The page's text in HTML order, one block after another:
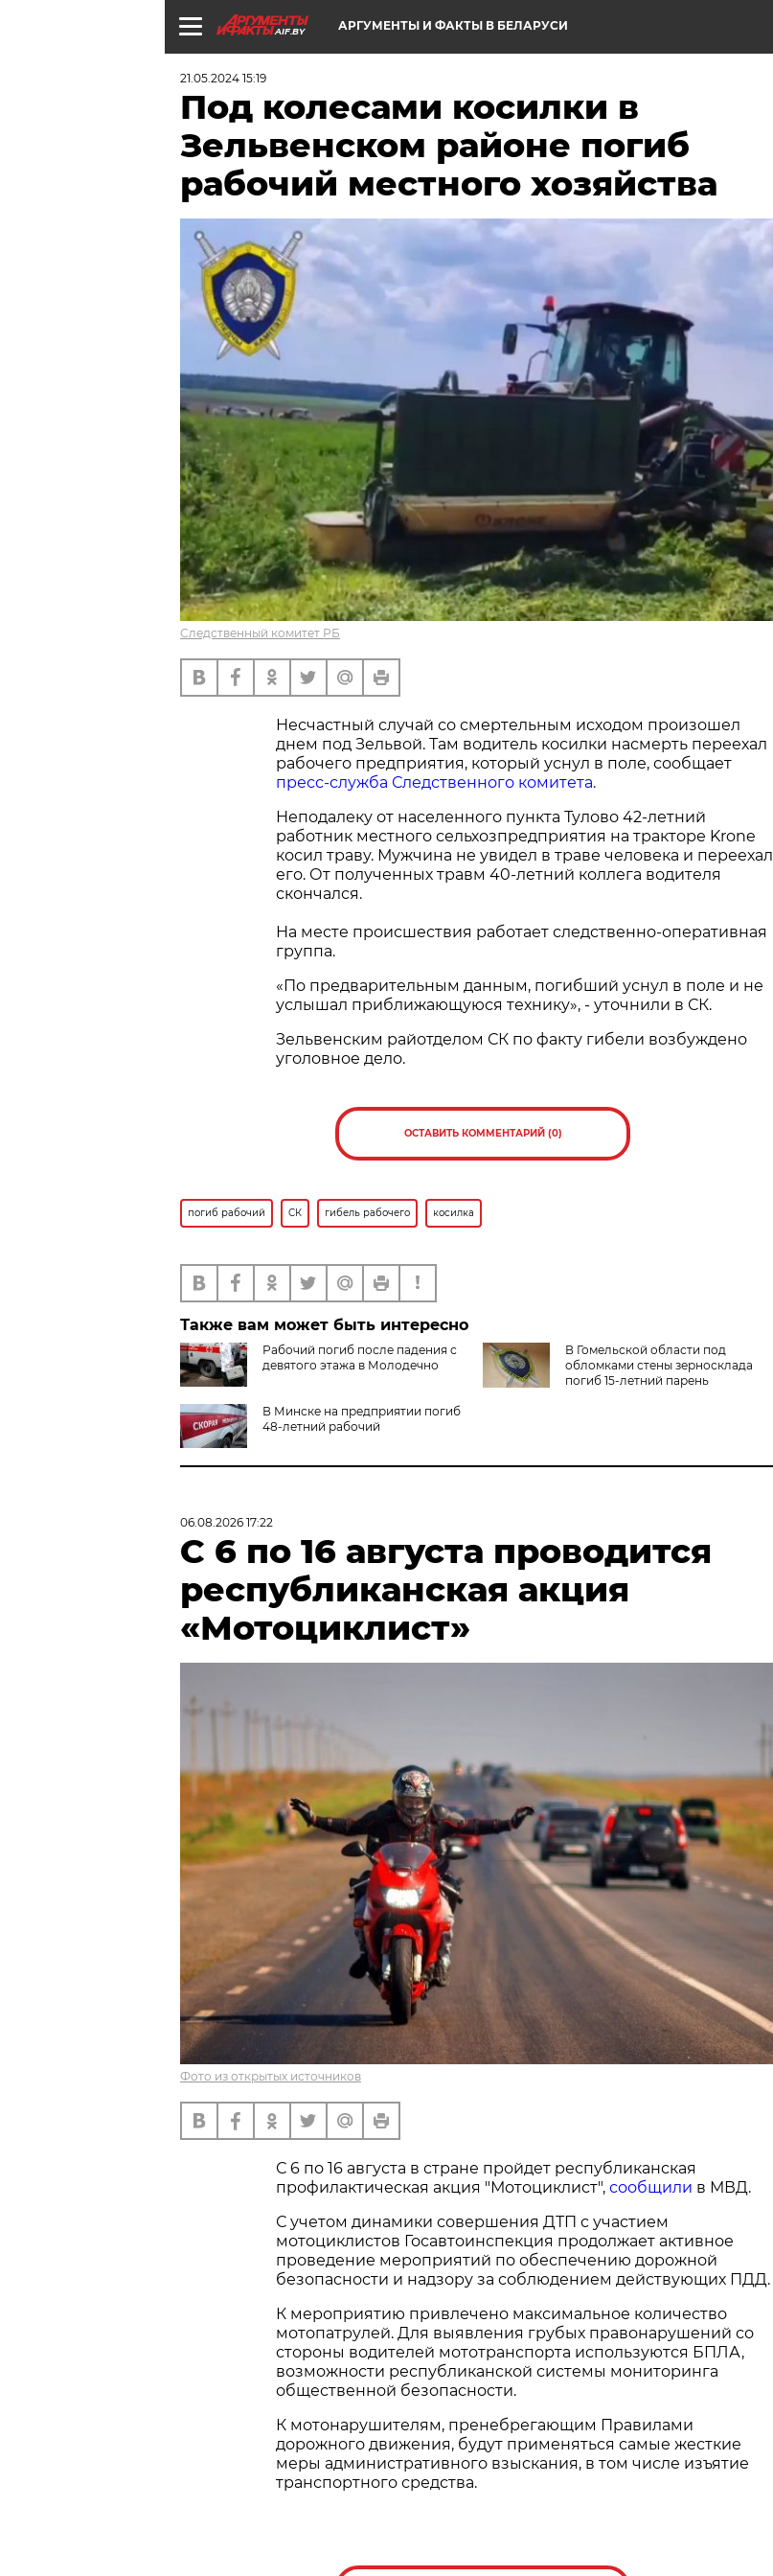
AIF.BY АРГУМЕНТЫ И ФАКТЫ В БЕЛАРУСИ
21.05.2024 15:19
Под колесами косилки в
Зельвенском районе погиб
рабочий местного хозяйства
Следственный комитет РБ
Несчастный случай со смертельным исходом произошел
днем под Зельвой. Там водитель косилки насмерть переехал
рабочего предприятия, который уснул в поле, сообщает
пресс-служба Следственного комитета.
Неподалеку от населенного пункта Тулово 42-летний
работник местного сельхозпредприятия на тракторе Krone
косил траву. Мужчина не увидел в траве человека и переехал
его. От полученных травм 40-летний коллега водителя
скончался.
На месте происшествия работает следственно-оперативная
группа.
«По предварительным данным, погибший уснул в поле и не
услышал приближающуюся технику», - уточнили в СК.
Зельвенским райотделом СК по факту гибели возбуждено
уголовное дело.
ОСТАВИТЬ КОММЕНТАРИЙ (0)
погиб рабочий СК гибель рабочего косилка
Также вам может быть интересно
Рабочий погиб после падения с
девятого этажа в Молодечно
В Гомельской области под
обломками стены зерносклада
погиб 15-летний парень
В Минске на предприятии погиб
48-летний рабочий
06.08.2026 17:22
С 6 по 16 августа проводится
республиканская акция
«Мотоциклист»
Фото из открытых источников
С 6 по 16 августа в стране пройдет республиканская
профилактическая акция "Мотоциклист", сообщили в МВД.
С учетом динамики совершения ДТП с участием
мотоциклистов Госавтоинспекция продолжает активное
проведение мероприятий по обеспечению дорожной
безопасности и надзору за соблюдением действующих ПДД.
К мероприятию привлечено максимальное количество
мотопатрулей. Для выявления грубых правонарушений со
стороны водителей мототранспорта используются БПЛА,
возможности республиканской системы мониторинга
общественной безопасности.
К мотонарушителям, пренебрегающим Правилами
дорожного движения, будут применяться самые жесткие
меры административного взыскания, в том числе изъятие
транспортного средства.